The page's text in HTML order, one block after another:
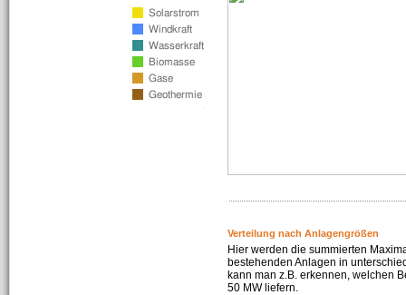
Verteilung nach Anlagengrößen
Hier werden die summierten
bestehenden Anlagen in
kann man z.B. erkennen, welchen
50 MW liefern.